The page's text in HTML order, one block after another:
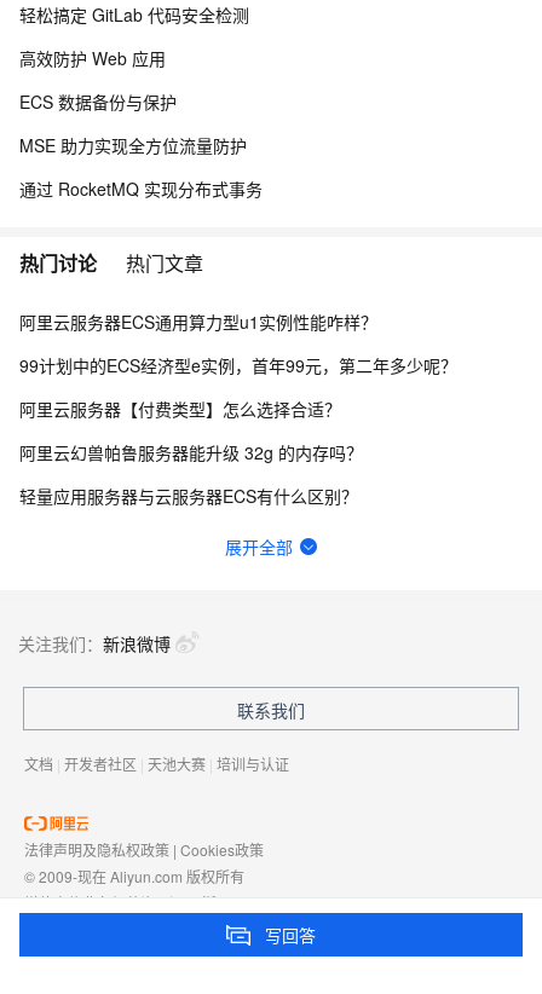
轻松搞定 GitLab 代码安全检测
高效防护 Web 应用
ECS 数据备份与保护
MSE 助力实现全方位流量防护
通过 RocketMQ 实现分布式事务
热门讨论 热门文章
阿里云服务器ECS通用算力型u1实例性能咋样？
99计划中的ECS经济型e实例，首年99元，第二年多少呢？
阿里云服务器【付费类型】怎么选择合适？
阿里云幻兽帕鲁服务器能升级 32g 的内存吗？
轻量应用服务器与云服务器ECS有什么区别？
实验室的入口在哪啊，网页每个地方我都点了就是没找到入口QAQ
轻量应用服务器如何备份网站和数据库？
展开全部
写回答
关注我们： 新浪微博
联系我们
文档 | 开发者社区 | 天池大赛 | 培训与认证
法律声明及隐私权政策 | Cookies政策
© 2009-现在 Aliyun.com 版权所有
增值电信业务经营许可证： 浙B2-20080101
浙D3-20210002
浙公网安备 33010602009975号浙B2-20080101-4